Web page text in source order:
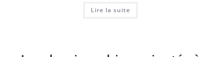
Lire la suite